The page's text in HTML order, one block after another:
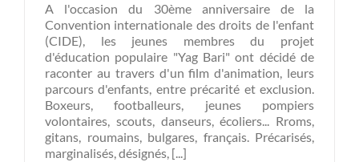
A l'occasion du 30ème anniversaire de la
Convention internationale des droits de l'enfant
(CIDE), les jeunes membres du projet
d'éducation populaire "Yag Bari" ont décidé de
raconter au travers d'un film d'animation, leurs
parcours d'enfants, entre précarité et exclusion.
Boxeurs, footballeurs, jeunes pompiers
volontaires, scouts, danseurs, écoliers... Rroms,
gitans, roumains, bulgares, français. Précarisés,
marginalisés, désignés, [...]